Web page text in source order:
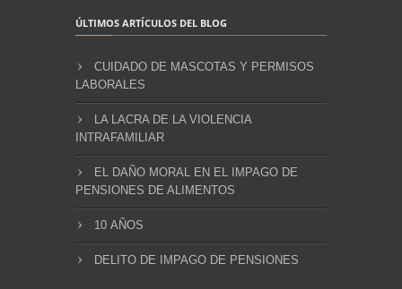
ÚLTIMOS ARTÍCULOS DEL BLOG
CUIDADO DE MASCOTAS Y PERMISOS
LABORALES
LA LACRA DE LA VIOLENCIA
INTRAFAMILIAR
EL DAÑO MORAL EN EL IMPAGO DE
PENSIONES DE ALIMENTOS
10 AÑOS
DELITO DE IMPAGO DE PENSIONES